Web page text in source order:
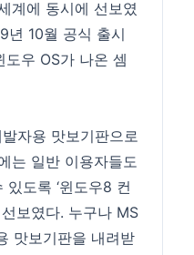
계에 동시에 선보였
년 10월 공식 출시
우 OS가 나온 셈
자용 맛보기판으로
는 일반 이용자들도
도록 ‘윈도우8 컨
보였다. 누구나 MS
맛보기판을 내려받